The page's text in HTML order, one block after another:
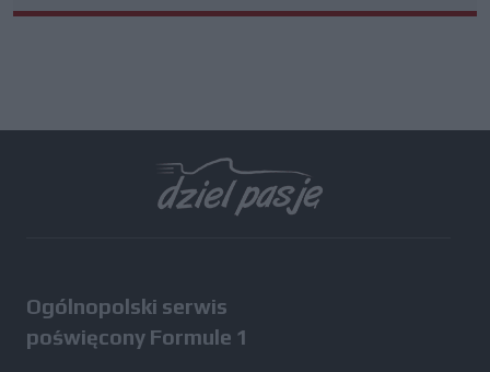
Ogólnopolski serwis
poświęcony Formule 1